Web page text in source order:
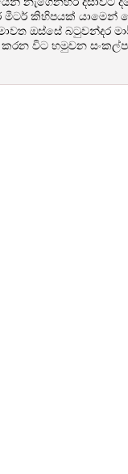
මීටර් කිහිපයක් යාමෙන්
ඔස්සේ බටුවන්දර
කරන විට හමුවන